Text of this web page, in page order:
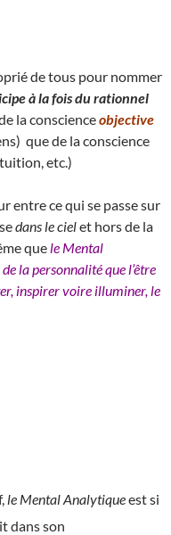
de tous pour nommer
à la fois du rationnel
la conscienceobjective
que de la conscience
etc.)
entre ce qui se passe sur
dans le cielet hors de la
que le Mental
la personnalité que l’être
inspirer voire illuminer, le
le Mental Analytiqueest si
dans son